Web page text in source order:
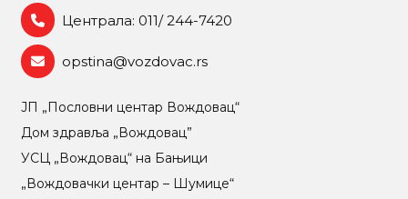
Централа: 011/ 244-7420
opstina@vozdovac.rs
ЈП „Пословни центар Вождовац“
Дом здравља „Вождовац”
УСЦ „Вождовац“ на Бањици
„Вождовачки центар – Шумице“